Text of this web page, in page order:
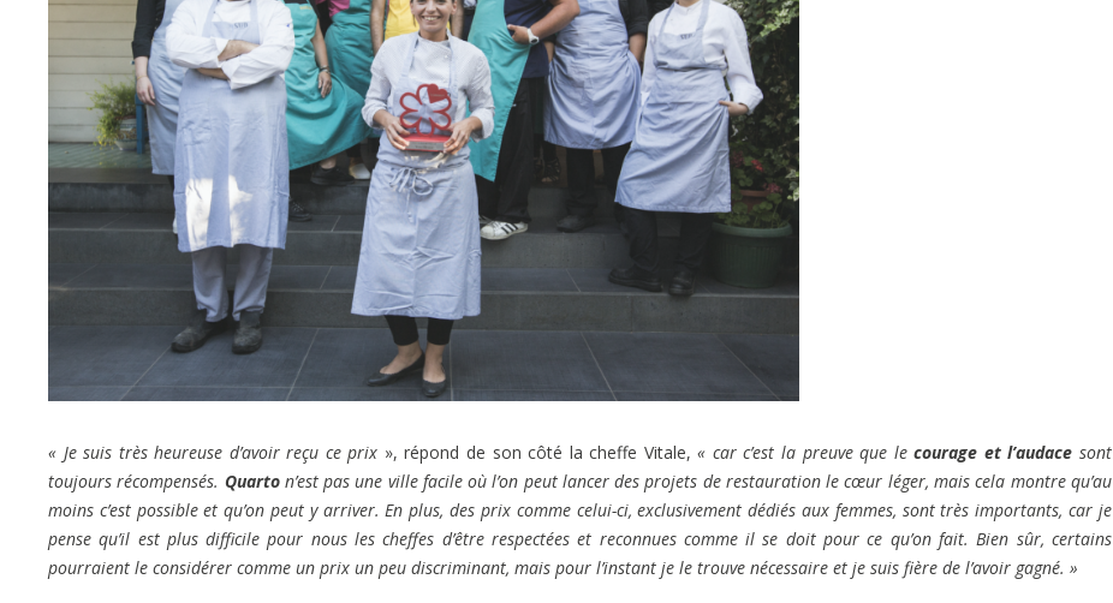
« Je suis très heureuse d’avoir reçu ce prix », répond de son côté la cheffe Vitale, « car c’est la preuve que lecourage et l’audace sont
toujours récompensés. Quarto n’est pas une ville facile où l’on peut lancer des projets de restauration le cœur léger, mais cela montre qu’au
moins c’est possible et qu’on peut y arriver. En plus, des prix comme celui-ci, exclusivement dédiés aux femmes, sont très importants, car je
pense qu’il est plus difficile pour nous les cheffes d’être respectées et reconnues comme il se doit pour ce qu’on fait. Bien sûr, certains
pourraient le considérer comme un prix un peu discriminant, mais pour l’instant je le trouve nécessaire et je suis fière de l’avoir gagné. »